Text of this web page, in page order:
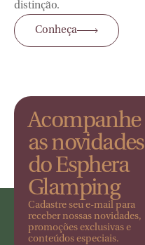
distinção.
Conheça
Acompanhe
as novidades
do Esphera
Glamping
Cadastre seu e-mail para
receber nossas novidades,
promoções exclusivas e
conteúdos especiais.